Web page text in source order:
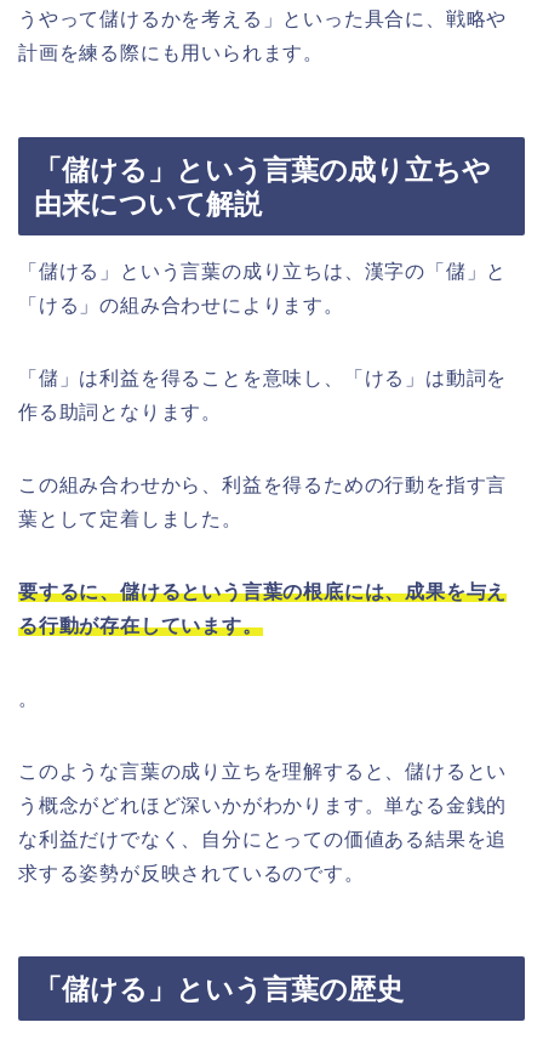
うやって儲けるかを考える」といった具合に、戦略や
計画を練る際にも用いられます。
「儲ける」という言葉の成り立ちや
由来について解説
「儲ける」という言葉の成り立ちは、漢字の「儲」と
「ける」の組み合わせによります。
「儲」は利益を得ることを意味し、「ける」は動詞を
作る助詞となります。
この組み合わせから、利益を得るための行動を指す言
葉として定着しました。
要するに、儲けるという言葉の根底には、成果を与え
る行動が存在しています。
。
このような言葉の成り立ちを理解すると、儲けるとい
う概念がどれほど深いかがわかります。単なる金銭的
な利益だけでなく、自分にとっての価値ある結果を追
求する姿勢が反映されているのです。
「儲ける」という言葉の歴史